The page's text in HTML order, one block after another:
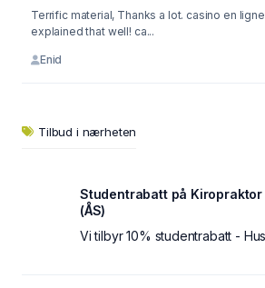
Terrific material, Thanks a lot. casino en
explained that well! ca...
Enid
Tilbud i nærheten
Studentrabatt på
(ÅS)
Vi tilbyr 10% studentrabatt -